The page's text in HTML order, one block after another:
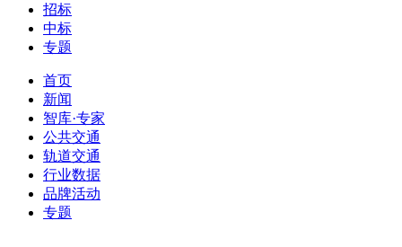
招标
中标
专题
首页
新闻
智库·专家
公共交通
轨道交通
行业数据
品牌活动
专题